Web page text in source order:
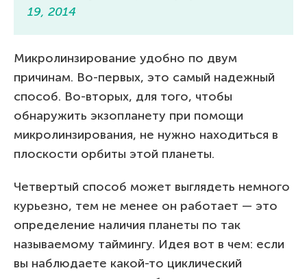
19, 2014
Микролинзирование удобно по двум
причинам. Во-первых, это самый надежный
способ. Во-вторых, для того, чтобы
обнаружить экзопланету при помощи
микролинзирования, не нужно находиться в
плоскости орбиты этой планеты.
Четвертый способ может выглядеть немного
курьезно, тем не менее он работает — это
определение наличия планеты по так
называемому таймингу. Идея вот в чем: если
вы наблюдаете какой-то циклический